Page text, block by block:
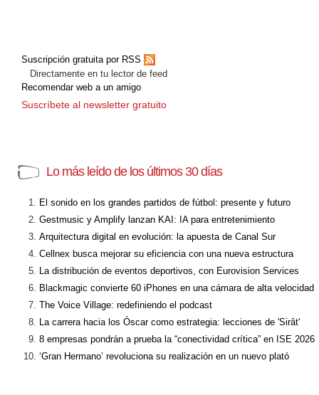
Suscripción gratuita por RSS
Directamente en tu lector de feed
Recomendar web a un amigo
Suscríbete al newsletter gratuito
Lo más leído de los últimos 30 días
El sonido en los grandes partidos de fútbol: presente y futuro
Gestmusic y Amplify lanzan KAI: IA para entretenimiento
Arquitectura digital en evolución: la apuesta de Canal Sur
Cellnex busca mejorar su eficiencia con una nueva estructura
La distribución de eventos deportivos, con Eurovision Services
Blackmagic convierte 60 iPhones en una cámara de alta velocidad
The Voice Village: redefiniendo el podcast
La carrera hacia los Óscar como estrategia: lecciones de 'Sirât'
8 empresas pondrán a prueba la “conectividad crítica” en ISE 2026
‘Gran Hermano’ revoluciona su realización en un nuevo plató